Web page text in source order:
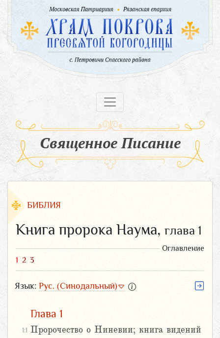
Священное Писание
БИБЛИЯ
Книга пророка Наума, глава 1
Оглавление
1 2 3
Язык: Рус. (Синодальный)
Глава 1
1:1 Пророчество о Ниневии; книга видений